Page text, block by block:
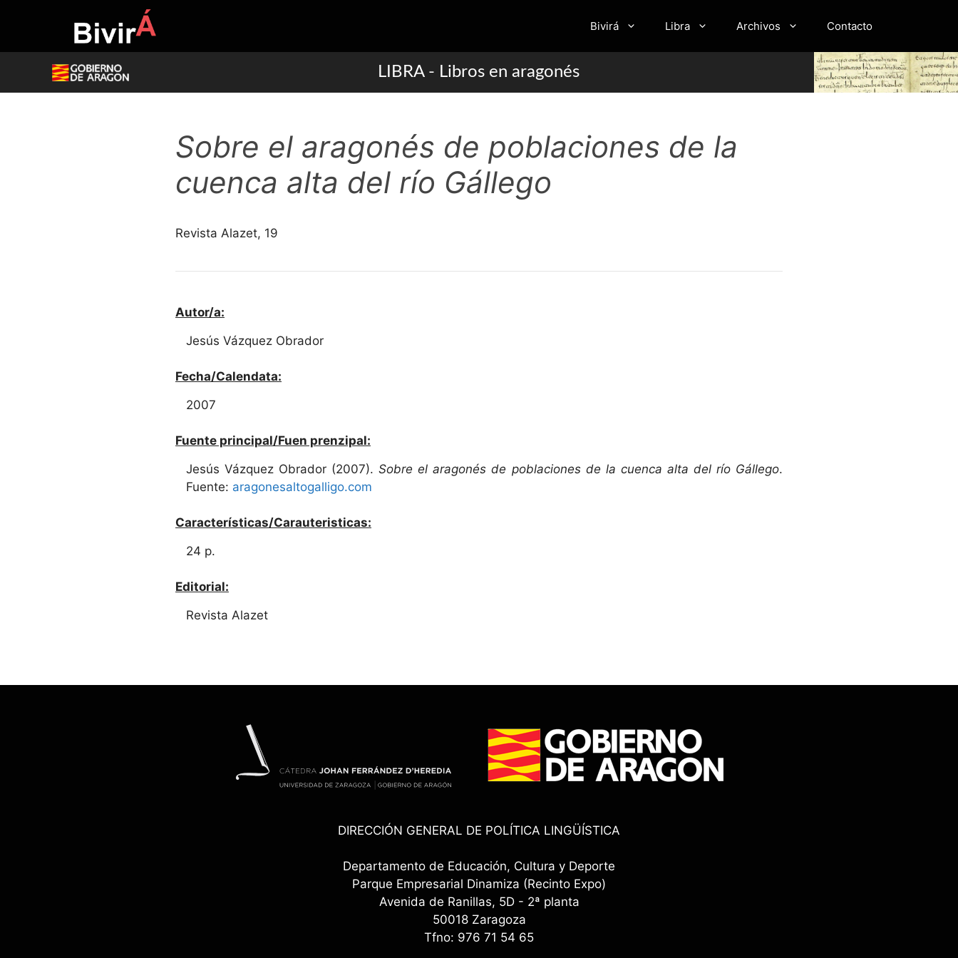
Bivirá Libra Archivos Contacto
LIBRA - Libros en aragonés
Sobre el aragonés de poblaciones de la
cuenca alta del río Gállego
Revista Alazet, 19
Autor/a:
Jesús Vázquez Obrador
Fecha/Calendata:
2007
Fuente principal/Fuen prenzipal:
Jesús Vázquez Obrador (2007).Sobre el aragonés de poblaciones de la cuenca alta del río Gállego.
Fuente: aragonesaltogalligo.com
Características/Carauteristicas:
24 p.
Editorial:
Revista Alazet
DIRECCIÓN GENERAL DE POLÍTICA LINGÜÍSTICA
Departamento de Educación, Cultura y Deporte
Parque Empresarial Dinamiza (Recinto Expo)
Avenida de Ranillas, 5D - 2ª planta
50018 Zaragoza
Tfno: 976 71 54 65